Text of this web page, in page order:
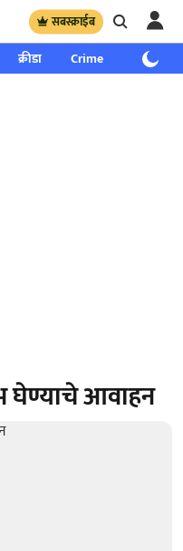
सबस्क्राईब
क्रीडा Crime साप्ताहिक
घेण्याचे आवाहन